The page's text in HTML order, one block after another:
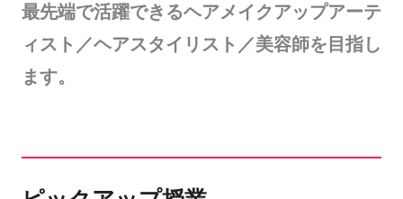
最先端で活躍できるヘアメイクアップアーテ
ィスト／ヘアスタイリスト／美容師を目指し
ます。